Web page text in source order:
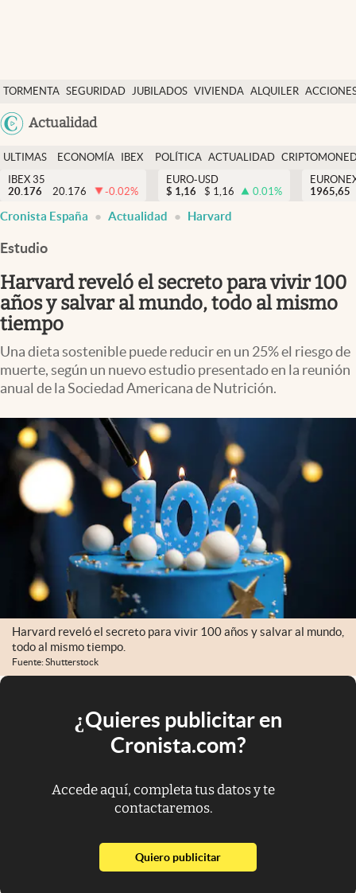
TORMENTA SEGURIDAD JUBILADOS VIVIENDA ALQUILER
USA
Actualidad
Economía y finanzas
Política
Actualidad
Criptomonedas
España
ULTIMAS
NOTICIAS
ECONOMÍA
FINANZAS
IBEX
EURO
POLÍTICA ACTUALIDAD
IBEX 35
20.176
20.176 -0.02%
EURO-USD
$ 1,16 $ 1,16 0.01%
1965,65
Cronista España Actualidad Harvard
Estudio
Harvard reveló el secreto para vivir 100
años y salvar al mundo, todo al mismo
tiempo
Una dieta sostenible puede reducir en un 25% el riesgo de
muerte, según un nuevo estudio presentado en la reunión
anual de la Sociedad Americana de Nutrición.
Harvard reveló el secreto para vivir 100 años y salvar al mundo,
todo al mismo tiempo.
Fuente: Shutterstock
¿Quieres publicitar en
Cronista.com?
Accede aquí, completa tus datos y te
contactaremos.
Quiero publicitarabre en nueva pestaña